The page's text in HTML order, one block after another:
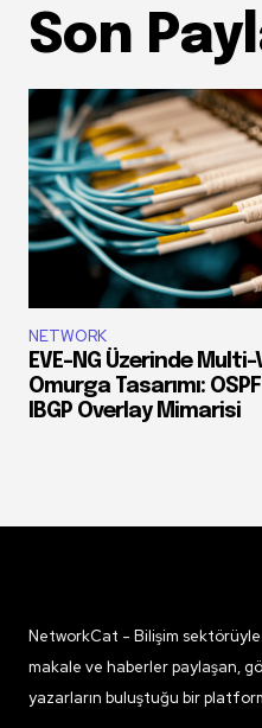
Son
NETWORK
EVE-NG Üzerinde Multi-
Omurga Tasarımı:
IBGP Overlay Mimarisi
NetworkCat - Bilişim
makale ve haberler paylaşan,
yazarların buluştuğu bir